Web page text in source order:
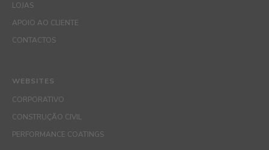
LOJAS
APOIO AO CLIENTE
CONTACTOS
WEBSITES
CORPORATIVO
CONSTRUÇÃO CIVIL
PERFORMANCE COATINGS